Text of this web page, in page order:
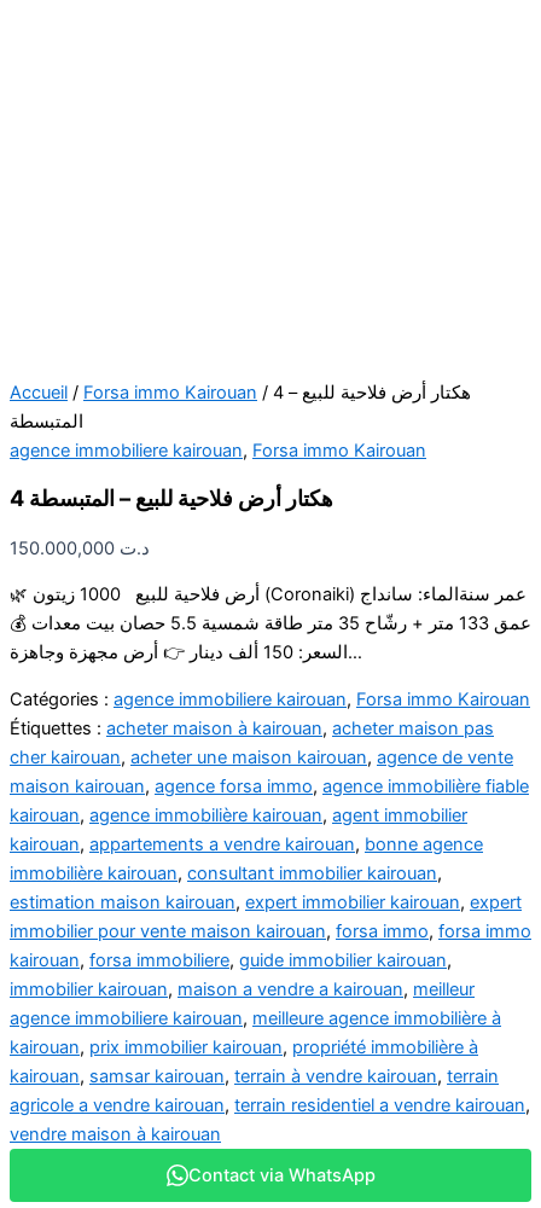
Accueil / Forsa immo Kairouan / 4 هكتار أرض فلاحية للبيع –
المتبسطة
agence immobiliere kairouan, Forsa immo Kairouan
4 هكتار أرض فلاحية للبيع – المتبسطة
د.ت
🌿 أرض فلاحية للبيع 1000 زيتون (Coronaiki) عمر سنةالماء: سانداج
عمق 133 متر + رشّاح 35 متر طاقة شمسية 5.5 حصان بيت معدات 💰
السعر: 150 ألف دينار 👉 أرض مجهزة وجاهزة…
Catégories : agence immobiliere kairouan, Forsa immo Kairouan
Étiquettes : acheter maison à kairouan, acheter maison pas
cher kairouan, acheter une maison kairouan, agence de vente
maison kairouan, agence forsa immo, agence immobilière fiable
kairouan, agence immobilière kairouan, agent immobilier
kairouan, appartements a vendre kairouan, bonne agence
immobilière kairouan, consultant immobilier kairouan,
estimation maison kairouan, expert immobilier kairouan, expert
immobilier pour vente maison kairouan, forsa immo, forsa immo
kairouan, forsa immobiliere, guide immobilier kairouan,
immobilier kairouan, maison a vendre a kairouan, meilleur
agence immobiliere kairouan, meilleure agence immobilière à
kairouan, prix immobilier kairouan, propriété immobilière à
kairouan, samsar kairouan, terrain à vendre kairouan, terrain
agricole a vendre kairouan, terrain residentiel a vendre kairouan,
vendre maison à kairouan
Contact via WhatsApp